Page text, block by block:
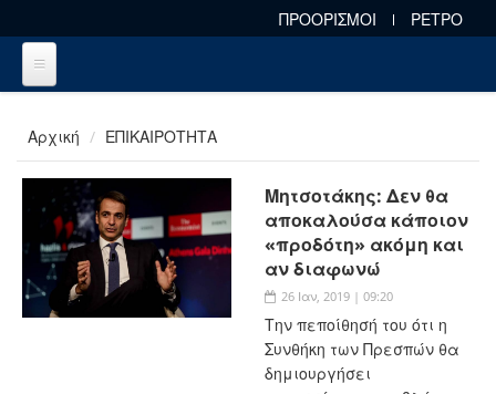
ΠΡΟΟΡΙΣΜΟΙ ΡΕΤΡΟ
Αρχική ΕΠΙΚΑΙΡΟΤΗΤΑ
Μητσοτάκης: Δεν θα
αποκαλούσα κάποιον
«προδότη» ακόμη και
αν διαφωνώ
26 Ιαν, 2019 | 09:20
Την πεποίθησή του ότι η
Συνθήκη των Πρεσπών θα
δημιουργήσει